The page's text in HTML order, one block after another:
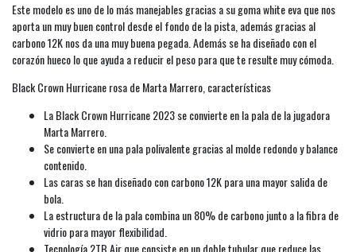
Este modelo es uno de lo más manejables gracias a su goma white eva que nos
aporta un muy buen control desde el fondo de la pista, además gracias al
carbono 12K nos da una muy buena pegada. Además se ha diseñado con el
corazón hueco lo que ayuda a reducir el peso para que te resulte muy cómoda.
Black Crown Hurricane rosa de Marta Marrero, características
La Black Crown Hurricane 2023 se convierte en la pala de la jugadora
Marta Marrero.
Se convierte en una pala polivalente gracias al molde redondo y balance
contenido.
Las caras se han diseñado con carbono 12K para una mayor salida de
bola.
La estructura de la pala combina un 80% de carbono junto a la fibra de
vidrio para mayor flexibilidad.
Tecnología 2TB Air que consiste en un doble tubular que reduce las